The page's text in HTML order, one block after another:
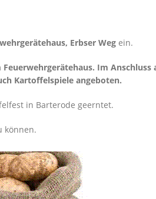
Erbser Weg ein.
Im Anschluss
Kartoffelspiele angeboten.
in Barterode geerntet.
können.